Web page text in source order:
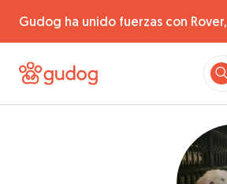
Gudog ha unido fuerzas con Rover,